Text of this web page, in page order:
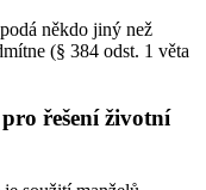
někdo jiný než
(§ 384 odst. 1 věta
řešení životní